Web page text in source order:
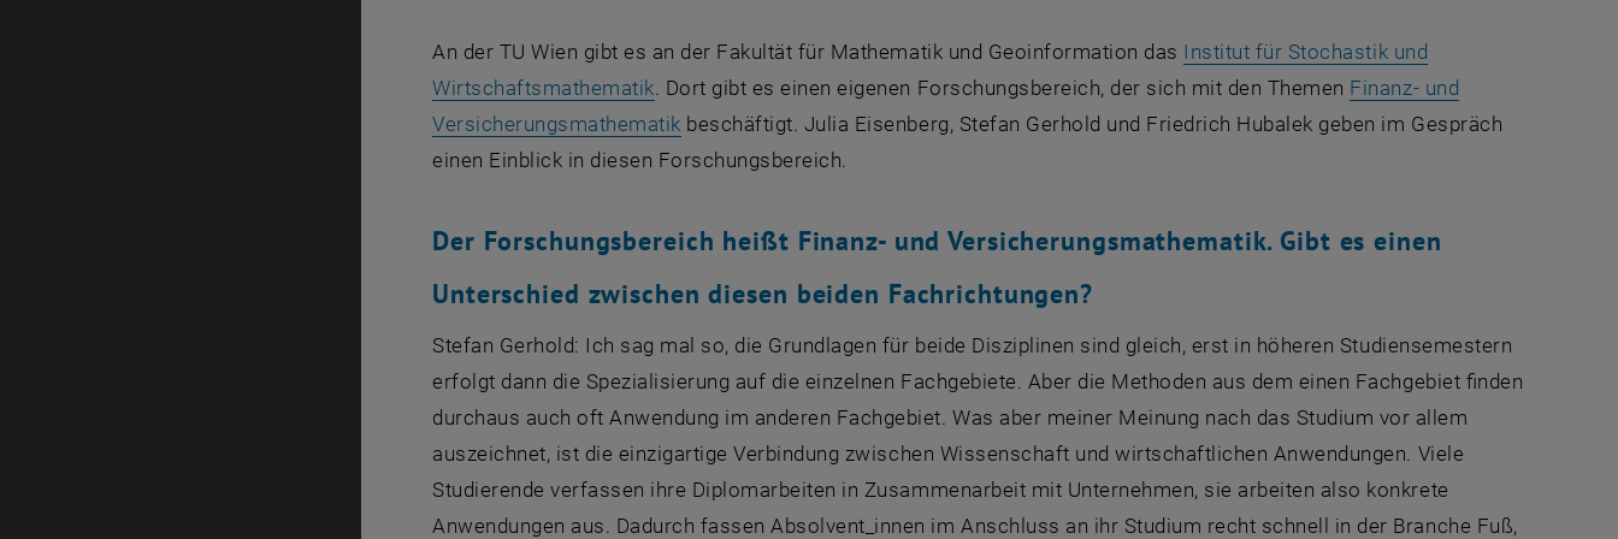
An der TU Wien gibt es an der Fakultät für Mathematik und Geoinformation das Institut für Stochastik und
Wirtschaftsmathematik . Dort gibt es einen eigenen Forschungsbereich, der sich mit den Themen Finanz- und
Versicherungsmathematik, opens an external URL in a new window
beschäftigt. Julia Eisenberg, Stefan Gerhold und Friedrich Hubalek geben im Gespräch
einen Einblick in diesen Forschungsbereich.
Der Forschungsbereich heißt Finanz- und Versicherungsmathematik. Gibt es einen
Unterschied zwischen diesen beiden Fachrichtungen?
Stefan Gerhold: Ich sag mal so, die Grundlagen für beide Disziplinen sind gleich, erst in höheren Studiensemestern
erfolgt dann die Spezialisierung auf die einzelnen Fachgebiete. Aber die Methoden aus dem einen Fachgebiet finden
durchaus auch oft Anwendung im anderen Fachgebiet. Was aber meiner Meinung nach das Studium vor allem
auszeichnet, ist die einzigartige Verbindung zwischen Wissenschaft und wirtschaftlichen Anwendungen. Viele
Studierende verfassen ihre Diplomarbeiten in Zusammenarbeit mit Unternehmen, sie arbeiten also konkrete
Anwendungen aus. Dadurch fassen Absolvent_innen im Anschluss an ihr Studium recht schnell in der Branche Fuß,